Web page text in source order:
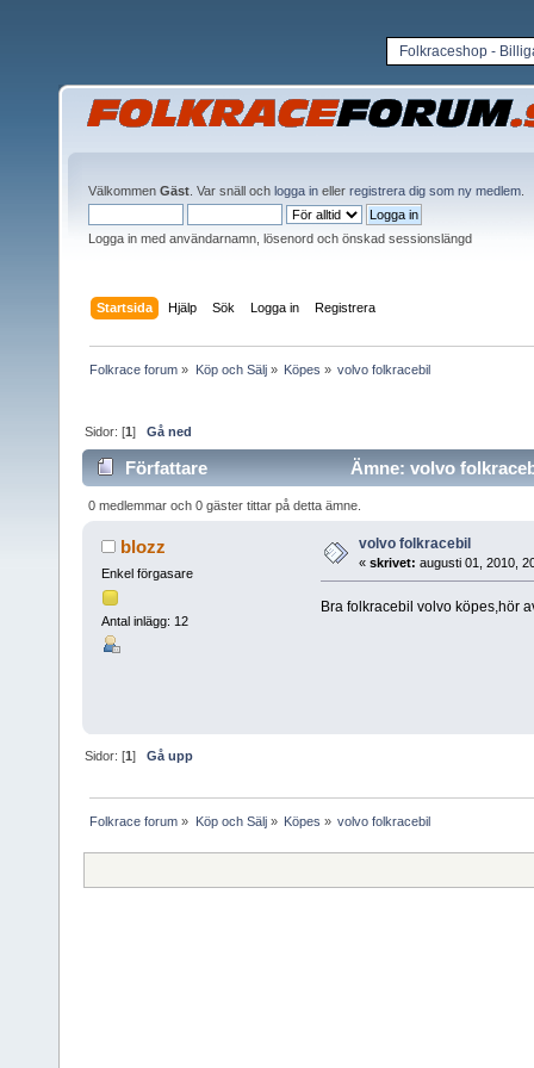
Folkraceshop -
Välkommen Gäst . Var snäll och logga in eller registrera dig som ny medlem
Logga in med användarnamn, lösenord och önskad sessionslängd
Startsida Hjälp Sök Logga in Registrera
Folkrace forum » Köp och Sälj» Köpes » volvo folkracebil
Sidor: [1]Gå ned
Författare Ämne: volvo
0 medlemmar och 0 gäster tittar på detta ämne.
blozz
Enkel förgasare
Antal inlägg: 12
volvo folkracebil
« skrivet: augusti 01, 2010,
Bra folkracebil volvo köpes,hör
Sidor: [1]Gå upp
Folkrace forum » Köp och Sälj» Köpes » volvo folkracebil